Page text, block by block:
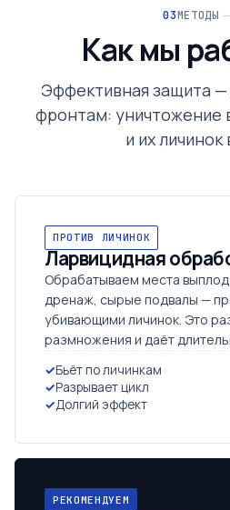
МЕТОДЫ
Как мы
Эффективная защита —
фронтам: уничтожение
и их личинок
ПРОТИВ ЛИЧИНОК
Ларвицидная
Обрабатываем места
дренаж, сырые подвалы —
убивающими личинок. Это
размножения и даёт
Бьёт по личинкам
Разрывает цикл
Долгий эффект
РЕКОМЕНДУЕМ